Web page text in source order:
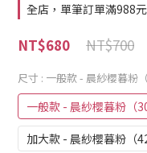
全店，單筆訂單滿988
NT$700
NT$680
尺寸 : 一般款 - 晨紗櫻暮粉
一般款 - 晨紗櫻暮粉（
加大款 - 晨紗櫻暮粉（